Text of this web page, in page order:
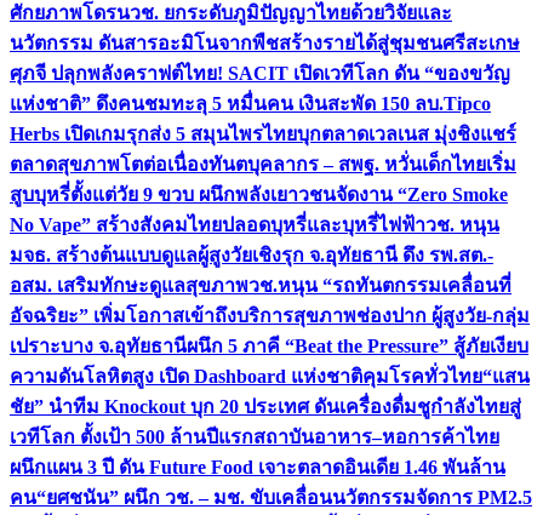
ศักยภาพโดรนวช. ยกระดับภูมิปัญญาไทยด้วยวิจัยและ
นวัตกรรม ดันสารอะมิโนจากพืชสร้างรายได้สู่ชุมชนศรีสะเกษ
ศุภจี ปลุกพลังคราฟต์ไทย! SACIT เปิดเวทีโลก ดัน “ของขวัญ
แห่งชาติ” ดึงคนชมทะลุ 5 หมื่นคน เงินสะพัด 150 ลบ.Tipco
Herbs เปิดเกมรุกส่ง 5 สมุนไพรไทยบุกตลาดเวลเนส มุ่งชิงแชร์
ตลาดสุขภาพโตต่อเนื่องทันตบุคลากร – สพฐ. หวั่นเด็กไทยเริ่ม
สูบบุหรี่ตั้งแต่วัย 9 ขวบ ผนึกพลังเยาวชนจัดงาน “Zero Smoke
No Vape” สร้างสังคมไทยปลอดบุหรี่และบุหรี่ไฟฟ้าวช. หนุน
มจธ. สร้างต้นแบบดูแลผู้สูงวัยเชิงรุก จ.อุทัยธานี ดึง รพ.สต.-
อสม. เสริมทักษะดูแลสุขภาพวช.หนุน “รถทันตกรรมเคลื่อนที่
อัจฉริยะ” เพิ่มโอกาสเข้าถึงบริการสุขภาพช่องปาก ผู้สูงวัย-กลุ่ม
เปราะบาง จ.อุทัยธานีผนึก 5 ภาคี “Beat the Pressure” สู้ภัยเงียบ
ความดันโลหิตสูง เปิด Dashboard แห่งชาติคุมโรคทั่วไทย“แสน
ชัย” นำทีม Knockout บุก 20 ประเทศ ดันเครื่องดื่มชูกำลังไทยสู่
เวทีโลก ตั้งเป้า 500 ล้านปีแรกสถาบันอาหาร–หอการค้าไทย
ผนึกแผน 3 ปี ดัน Future Food เจาะตลาดอินเดีย 1.46 พันล้าน
คน“ยศชนัน” ผนึก วช. – มช. ขับเคลื่อนนวัตกรรมจัดการ PM2.5